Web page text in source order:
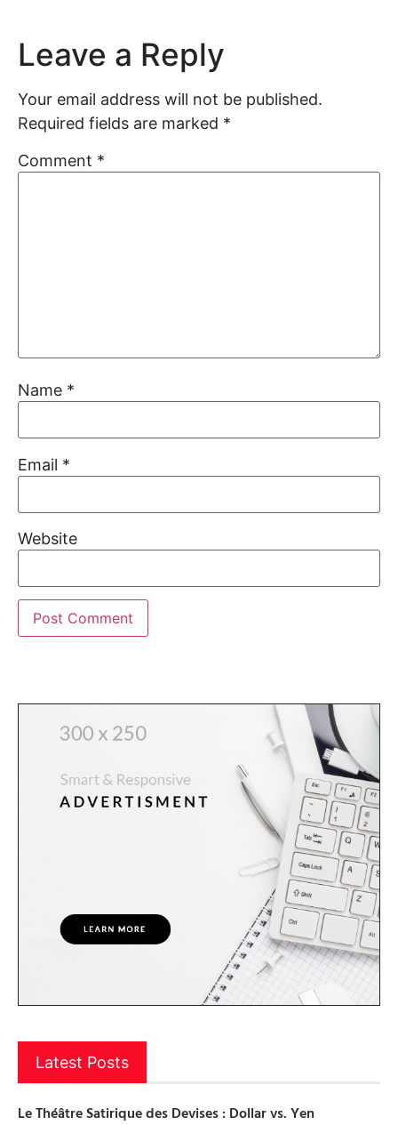
Leave a Reply
Your email address will not be published.
Required fields are marked *
Comment *
Name *
Email *
Website
Latest Posts
Le Théâtre Satirique des Devises : Dollar vs. Yen